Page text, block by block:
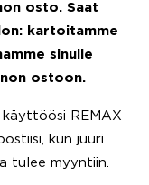
osto. Saat
kartoitamme
sinulle
ostoon.
REMAX
kun juuri
tulee myyntiin.